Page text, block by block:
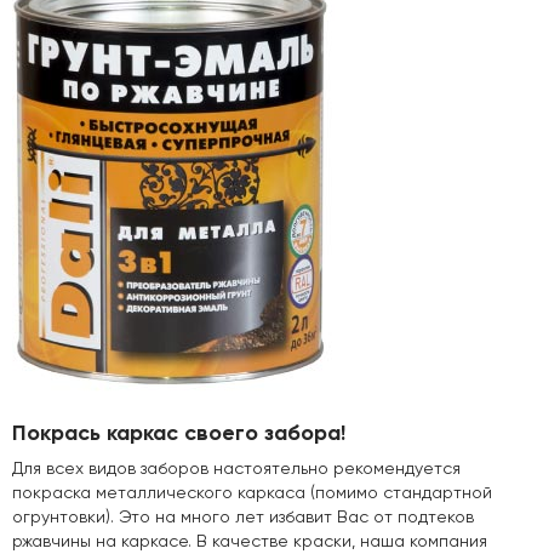
Покрась каркас своего забора!
Для всех видов заборов настоятельно рекомендуется
покраска металлического каркаса (помимо стандартной
огрунтовки). Это на много лет избавит Вас от подтеков
ржавчины на каркасе. В качестве краски, наша компания